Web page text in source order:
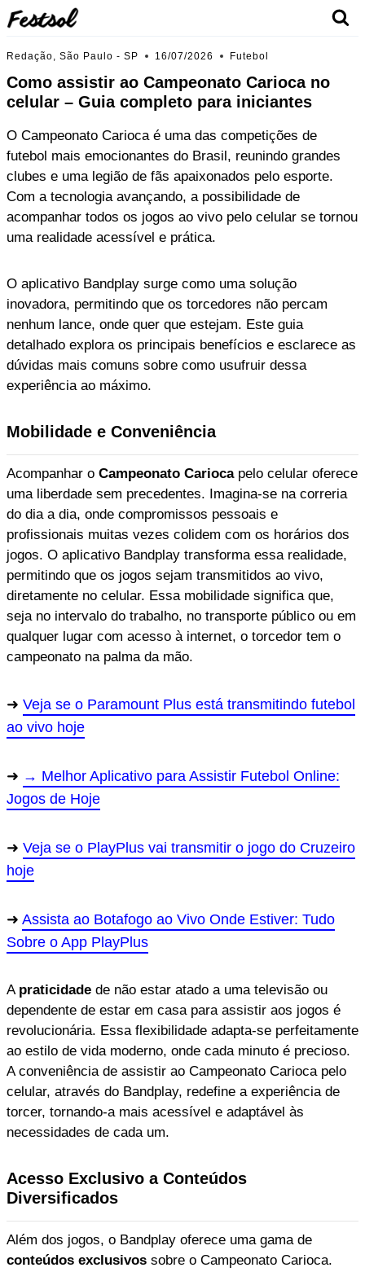
Skip
to
content
Redação, São Paulo - SP 16/07/2026 Futebol
Como assistir ao Campeonato Carioca no
celular – Guia completo para iniciantes
O Campeonato Carioca é uma das competições de
futebol mais emocionantes do Brasil, reunindo grandes
clubes e uma legião de fãs apaixonados pelo esporte.
Com a tecnologia avançando, a possibilidade de
acompanhar todos os jogos ao vivo pelo celular se tornou
uma realidade acessível e prática.
O aplicativo Bandplay surge como uma solução
inovadora, permitindo que os torcedores não percam
nenhum lance, onde quer que estejam. Este guia
detalhado explora os principais benefícios e esclarece as
dúvidas mais comuns sobre como usufruir dessa
experiência ao máximo.
Mobilidade e Conveniência
Acompanhar o Campeonato Cariocapelo celular oferece
uma liberdade sem precedentes. Imagina-se na correria
do dia a dia, onde compromissos pessoais e
profissionais muitas vezes colidem com os horários dos
jogos. O aplicativo Bandplay transforma essa realidade,
permitindo que os jogos sejam transmitidos ao vivo,
diretamente no celular. Essa mobilidade significa que,
seja no intervalo do trabalho, no transporte público ou em
qualquer lugar com acesso à internet, o torcedor tem o
campeonato na palma da mão.
Veja se o Paramount Plus está transmitindo futebol
ao vivo hoje
→ Melhor Aplicativo para Assistir Futebol Online:
Jogos de Hoje
Veja se o PlayPlus vai transmitir o jogo do Cruzeiro
hoje
Assista ao Botafogo ao Vivo Onde Estiver: Tudo
Sobre o App PlayPlus
A praticidade de não estar atado a uma televisão ou
dependente de estar em casa para assistir aos jogos é
revolucionária. Essa flexibilidade adapta-se perfeitamente
ao estilo de vida moderno, onde cada minuto é precioso.
A conveniência de assistir ao Campeonato Carioca pelo
celular, através do Bandplay, redefine a experiência de
torcer, tornando-a mais acessível e adaptável às
necessidades de cada um.
Acesso Exclusivo a Conteúdos
Diversificados
Além dos jogos, o Bandplay oferece uma gama de
conteúdos exclusivos sobre o Campeonato Carioca.